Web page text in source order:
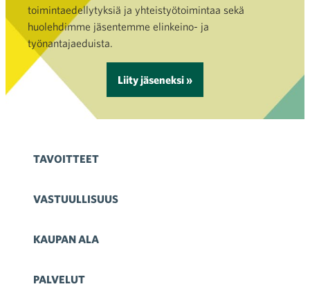
toimintaedellytyksiä ja yhteistyötoimintaa sekä
huolehdimme jäsentemme elinkeino- ja
työnantajaeduista.
Liity jäseneksi »
TAVOITTEET
VASTUULLISUUS
KAUPAN ALA
PALVELUT